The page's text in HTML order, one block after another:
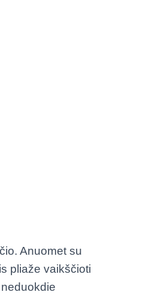
Anuomet su
pliaže vaikščioti